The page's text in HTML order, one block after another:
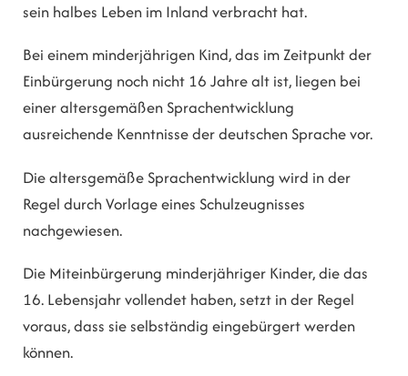
sein halbes Leben im Inland verbracht hat.
Bei einem minderjährigen Kind, das im Zeitpunkt der
Einbürgerung noch nicht 16 Jahre alt ist, liegen bei
einer altersgemäßen Sprachentwicklung
ausreichende Kenntnisse der deutschen Sprache vor.
Die altersgemäße Sprachentwicklung wird in der
Regel durch Vorlage eines Schulzeugnisses
nachgewiesen.
Die Miteinbürgerung minderjähriger Kinder, die das
16. Lebensjahr vollendet haben, setzt in der Regel
voraus, dass sie selbständig eingebürgert werden
können.